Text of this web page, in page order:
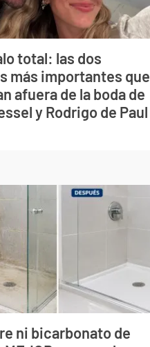
total: las dos
más importantes que
afuera de la boda de
y Rodrigo de Paul
ni bicarbonato de